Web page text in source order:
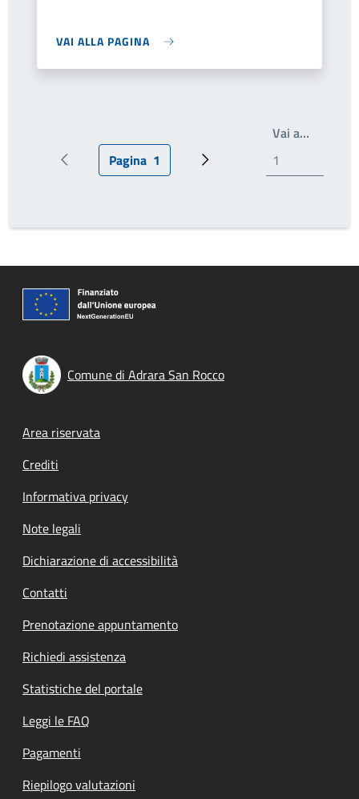
VAI ALLA PAGINA
Pagina precedentePagina attuale
Pagina 1 Pagina successiva
Vai a…
Comune di Adrara San Rocco
Footer menu
Area riservata
Crediti
Informativa privacy
Note legali
Dichiarazione di accessibilità
Contatti
Prenotazione appuntamento
Richiedi assistenza
Statistiche del portale
Leggi le FAQ
Pagamenti
Riepilogo valutazioni